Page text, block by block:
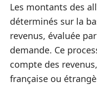
Les montants des
déterminés sur la
revenus, évaluée
demande. Ce
compte des
française ou